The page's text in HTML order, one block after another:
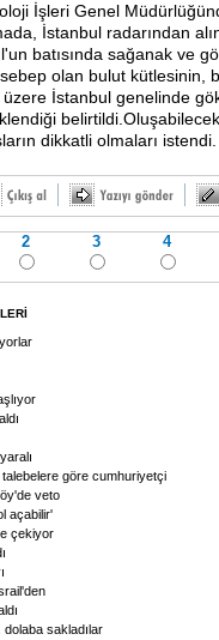
İşleri Genel
İstanbul radarından
batısında sağanak ve
olan bulut kütlesinin,
İstanbul genelinde
dikkatli olmaları istendi.
2 3 4
göre cumhuriyetçi
veto
açabilir'
çekiyor
sakladılar